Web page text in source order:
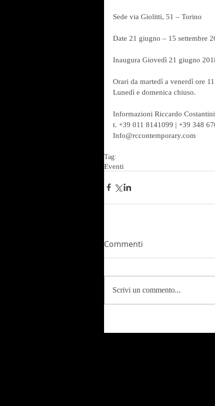
Sede via Giolitti, 51 – Torino
Date 21 giugno – 15 settembre
Inaugura Giovedì 21 giugno
Orari da martedì a venerdì ore
Lunedì e domenica chiuso.
Informazioni Riccardo
t. +39 011 8141099 | +39 348
Info@rccontemporary.com
Tag:
Eventi
Commenti
Scrivi un commento...